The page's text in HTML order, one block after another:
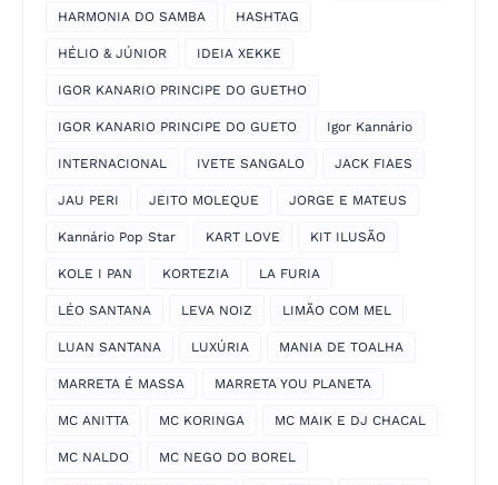
HARMONIA DO SAMBA HASHTAG
HÉLIO & JÚNIOR IDEIA XEKKE
IGOR KANARIO PRINCIPE DO GUETHO
IGOR KANARIO PRINCIPE DO GUETO Igor Kannário
INTERNACIONAL IVETE SANGALO JACK FIAES
JAU PERI JEITO MOLEQUE JORGE E MATEUS
Kannário Pop Star KART LOVE KIT ILUSÃO
KOLE I PAN KORTEZIA LA FURIA
LÉO SANTANA LEVA NOIZ LIMÃO COM MEL
LUAN SANTANA LUXÚRIA MANIA DE TOALHA
MARRETA É MASSA MARRETA YOU PLANETA
MC ANITTA MC KORINGA MC MAIK E DJ CHACAL
MC NALDO MC NEGO DO BOREL